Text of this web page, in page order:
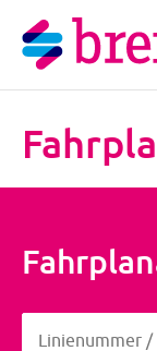
Linienummer /
Linienummer /